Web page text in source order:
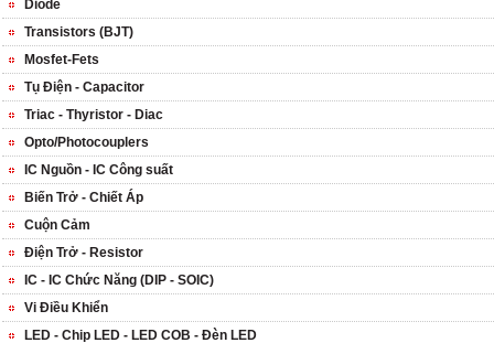
Diode
Transistors (BJT)
Mosfet-Fets
Tụ Điện - Capacitor
Triac - Thyristor - Diac
Opto/Photocouplers
IC Nguồn - IC Công suất
Biến Trở - Chiết Áp
Cuộn Cảm
Điện Trở - Resistor
IC - IC Chức Năng (DIP - SOIC)
Vi Điều Khiển
LED - Chip LED - LED COB - Đèn LED